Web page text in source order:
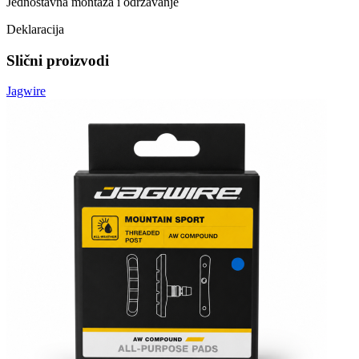
Deklaracija
Slični proizvodi
Jagwire